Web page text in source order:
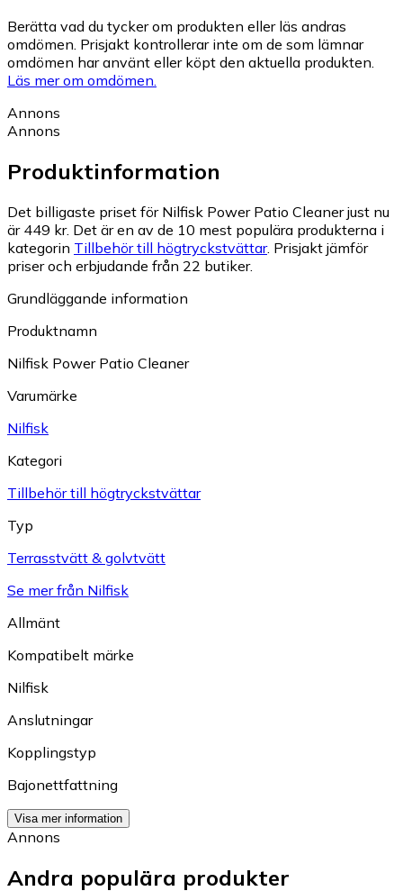
Berätta vad du tycker om produkten eller läs andras
omdömen. Prisjakt kontrollerar inte om de som lämnar
omdömen har använt eller köpt den aktuella produkten.
Läs mer om omdömen.
Annons
Annons
Produktinformation
Det billigaste priset för Nilfisk Power Patio Cleaner just nu
är 449 kr. Det är en av de 10 mest populära produkterna i
kategorin Tillbehör till högtryckstvättar. Prisjakt jämför
priser och erbjudande från 22 butiker.
Grundläggande information
Produktnamn
Nilfisk Power Patio Cleaner
Varumärke
Nilfisk
Kategori
Tillbehör till högtryckstvättar
Typ
Terrasstvätt & golvtvätt
Se mer från Nilfisk
Allmänt
Kompatibelt märke
Nilfisk
Anslutningar
Kopplingstyp
Bajonettfattning
Visa mer information
Annons
Andra populära produkter